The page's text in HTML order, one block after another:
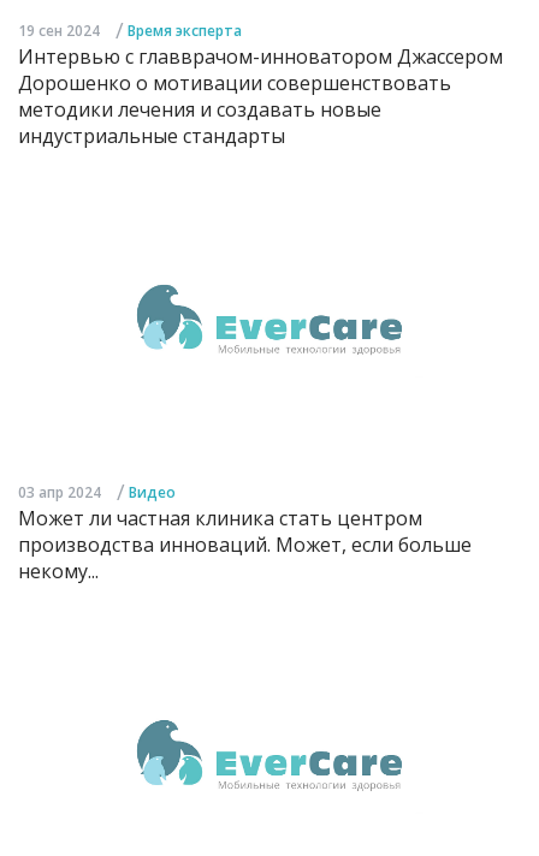
19 сен 2024 / Время эксперта
Интервью с главврачом-инноватором Джассером
Дорошенко о мотивации совершенствовать
методики лечения и создавать новые
индустриальные стандарты
03 апр 2024 / Видео
Может ли частная клиника стать центром
производства инноваций. Может, если больше
некому...